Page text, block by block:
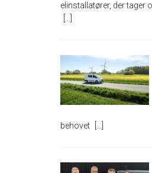
elinstallatører, der tager
behovet